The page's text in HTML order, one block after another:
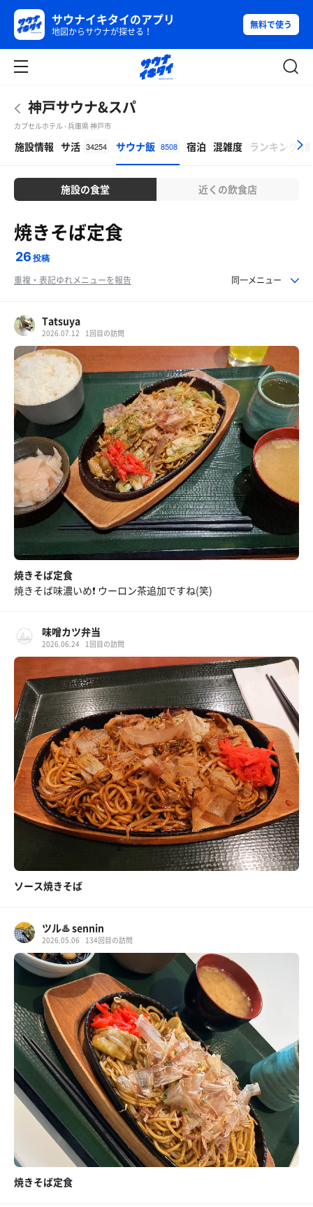
サウナイキタイのアプリ
地図からサウナが探せる！
無料で使う
神戸サウナ&スパ
カプセルホテル - 兵庫県 神戸市
施設情報 サ活 34254 サウナ飯 8508 宿泊 混雑度 ランキング(
施設の食堂 近くの飲食店
焼きそば定食
26 投稿
重複・表記ゆれメニューを報告 同一メニュー
Tatsuya
2026.07.12 1回目の訪問
焼きそば定食
焼きそば味濃いめ❗ ウーロン茶追加ですね(笑)
味噌󠄀カツ弁当
2026.06.24 1回目の訪問
ソース焼きそば
ツル♨️ sennin
2026.05.06 134回目の訪問
焼きそば定食